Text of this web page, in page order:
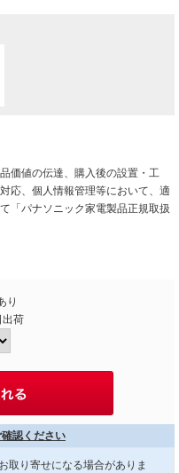
価値の伝達、購入後の設置・工
応、個人情報管理等において、適
「パナソニック家電製品正規取扱
り
出荷
認ください
取り寄せになる場合がありま